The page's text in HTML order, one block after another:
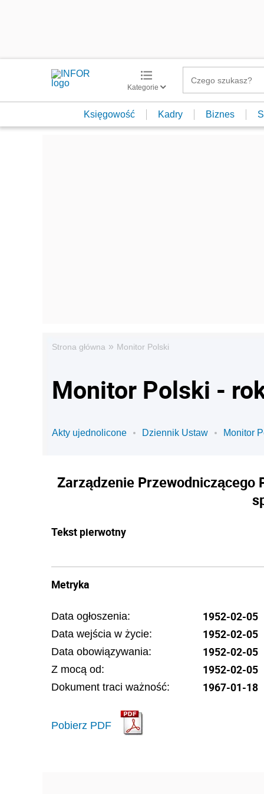
Kategorie
Księgowość Kadry Biznes
Strona główna » Monitor Polski
Monitor Polski -
Akty ujednolicone Dziennik Ustaw Monitor
Zarządzenie Przewodniczącego
Tekst pierwotny
Metryka
Data ogłoszenia: 1952-02-05
Data wejścia w życie: 1952-02-05
Data obowiązywania: 1952-02-05
Z mocą od: 1952-02-05
Dokument traci ważność: 1967-01-18
Pobierz PDF